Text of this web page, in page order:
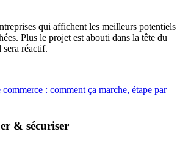
qui affichent les meilleurs potentiels
Plus le projet est abouti dans la tête du
réactif.
: comment ça marche, étape par
& sécuriser